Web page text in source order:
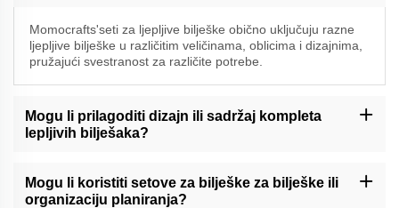
Momocrafts'seti za ljepljive bilješke obično uključuju razne
ljepljive bilješke u različitim veličinama, oblicima i dizajnima,
pružajući svestranost za različite potrebe.
Mogu li prilagoditi dizajn ili sadržaj kompleta
lepljivih bilješaka?
lepljivih bilješaka. Molimo vas da kontaktirate našu podršku ili
provjerite našu web stranicu za dostupne usluge prilagođavanja.
Mogu li koristiti setove za bilješke za bilješke ili
organizaciju planiranja?